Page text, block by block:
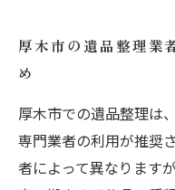
厚木市の遺品整理業
め
厚木市での遺品整理は
専門業者の利用が推奨
者によって異なります